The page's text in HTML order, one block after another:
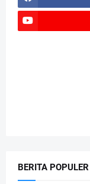
BERITA POPULER